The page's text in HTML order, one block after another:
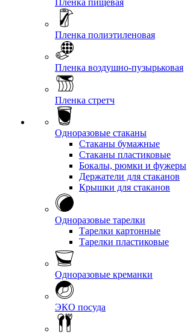
Пленка пищевая
Пленка полиэтиленовая
Пленка воздушно-пузырьковая
Пленка стретч
Одноразовые стаканы
Стаканы бумажные
Стаканы пластиковые
Бокалы, рюмки и фужеры
Держатели для стаканов
Крышки для стаканов
Одноразовые тарелки
Тарелки картонные
Тарелки пластиковые
Одноразовые креманки
ЭКО посуда